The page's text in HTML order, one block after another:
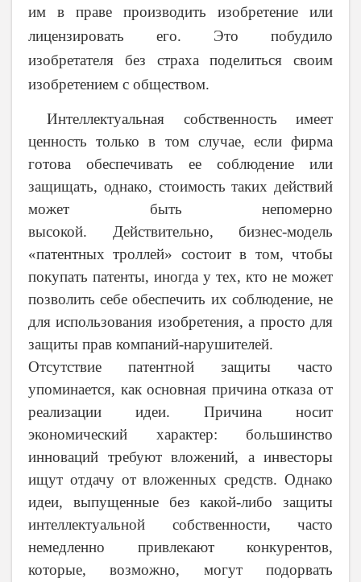
им в праве производить изобретение или
лицензировать его. Это побудило
изобретателя без страха поделиться своим
изобретением с обществом.
Интеллектуальная собственность имеет
ценность только в том случае, если фирма
готова обеспечивать ее соблюдение или
защищать, однако, стоимость таких действий
может быть непомерно
высокой. Действительно, бизнес-модель
«патентных троллей» состоит в том, чтобы
покупать патенты, иногда у тех, кто не может
позволить себе обеспечить их соблюдение, не
для использования изобретения, а просто для
защиты прав компаний-нарушителей.
Отсутствие патентной защиты часто
упоминается, как основная причина отказа от
реализации идеи. Причина носит
экономический характер: большинство
инноваций требуют вложений, а инвесторы
ищут отдачу от вложенных средств. Однако
идеи, выпущенные без какой-либо защиты
интеллектуальной собственности, часто
немедленно привлекают конкурентов,
которые, возможно, могут подорвать